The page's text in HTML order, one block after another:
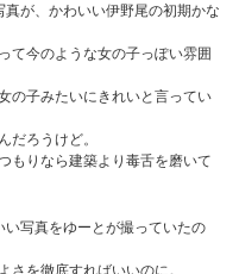
が、かわいい伊野尾の初期かな
て今のような女の子っぽい雰囲
の子みたいにきれいと言ってい
だろうけど。
もりなら建築より毒舌を磨いて
写真をゆーとが撮っていたの
さを徹底すればいいのに。